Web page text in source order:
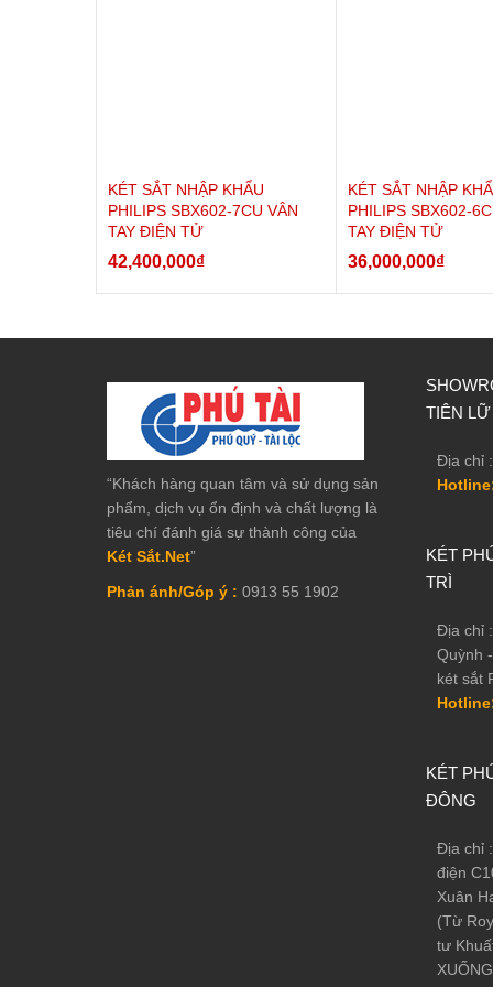
2. Ưu điểm nổi bật Két Sắt
Kết cấu Thép nguyên tấm đảm bảo An toàn - chống
cấu thép nguyên tấm - Thân vỏ thép tấm 6ly , cánh
nhất trong tất cả các dòng két hiện tại; đặc biệt với chốt
Công nghệ sơn nano tĩnh điện 3 lớp cao cấp chống
Phù hợp cho không gian của các hộ gia đình, văn phòng
KÉT SẮT NHẬP KHẨU
PHILIPS SBX602-7CU VÂN
TAY ĐIỆN TỬ
42,400,000₫
KÉT SẮT NHẬP
PHILIPS SBX602-
TAY ĐIỆN TỬ
36,000,000₫
“Khách hàng quan tâm và sử dụng sản
phẩm, dịch vụ ổn định và chất lượng là
tiêu chí đánh giá sự thành công của
Két Sắt.Net”
Phản ánh/Góp ý : 0913 55 1902
TIÊN
Địa chỉ :
KÉT
TRÌ
Địa chỉ
Quỳnh
két sắt
KÉT
ĐÔNG
Địa chỉ
điện
Xuân
(Từ
tư